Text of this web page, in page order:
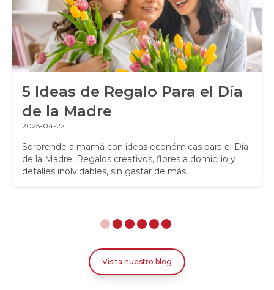
5 Ideas de Regalo Para el Día
de la Madre
2025-04-22
Sorprende a mamá con ideas económicas para el Día
de la Madre. Regalos creativos, flores a domicilio y
detalles inolvidables, sin gastar de más.
Visita nuestro blog
Ramos de Novia
Ramos de Rosas
Regalos a Domicilio
Regalos para Hombres
Regalos para niños
Rosas
Rosas Amarillas
Rosas Azules
Rosas Bicolor Blancas-Rojas
Rosas Blancas